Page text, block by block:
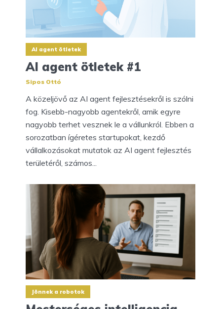
AI agent ötletek
AI agent ötletek #1
Sipos Ottó
A közeljövő az AI agent fejlesztésekről is szólni
fog. Kisebb-nagyobb agentekről, amik egyre
nagyobb terhet vesznek le a vállunkról. Ebben a
sorozatban ígéretes startupokat, kezdő
vállalkozásokat mutatok az AI agent fejlesztés
területéről, számos...
Jönnek a robotok